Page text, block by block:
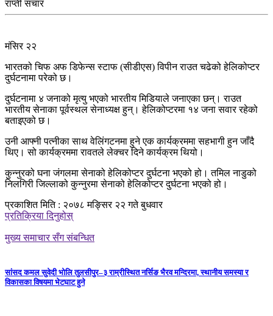
राप्ती संचार
मंसिर २२
भारतको चिफ अफ डिफेन्स स्टाफ (सीडीएस) विपीन राउत चढेको हेलिकोप्टर
दुर्घटनामा परेको छ।
दुर्घटनामा ४ जनाको मृत्यु भएको भारतीय मिडियाले जनाएका छन्। राउत
भारतीय सेनाका पूर्वस्थल सेनाध्यक्ष हुन्। हेलिकोप्टरमा १४ जना सवार रहेको
बताइएको छ।
उनी आफ्नी पत्नीका साथ वेलिंगटनमा हुने एक कार्यक्रममा सहभागी हुन जाँदै
थिए। सो कार्यक्रममा रावतले लेक्चर दिने कार्यक्रम थियो।
कुन्नुरको घना जंगलमा सेनाको हेलिकोप्टर दुर्घटना भएको हो। तमिल नाडुको
निलगिरी जिल्लाको कुन्नुरमा सेनाको हेलिकोप्टर दुर्घटना भएको हो।
प्रकाशित मिति : २०७८ मङ्सिर २२ गते बुधवार
प्रतिक्रिया दिनुहोस्
मुख्य समाचार सँग संबन्धित
सांसद कमल सुवेदी भोलि तुलसीपुर–३ राम्रीस्थित नर्सिङ भैरव मन्दिरमा, स्थानीय समस्या र
विकासका विषयमा भेटघाट हुने